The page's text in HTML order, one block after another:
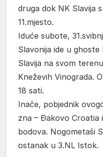
druga dok NK Slavija
11.mjesto.
Iduće subote,
Slavonija ide u
Slavija na svom
Kneževih Vinograda.
18 sati.
Inače, pobjednik
zna – Đakovo Croatia
bodova. Nogometaši
ostanak u 3.NL Istok.